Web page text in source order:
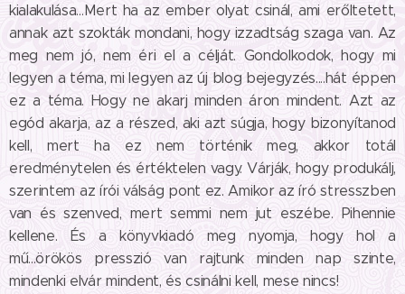
kialakulása...Mert ha az ember olyat csinál, ami erőltetett,
annak azt szokták mondani, hogy izzadtság szaga van. Az
meg nem jó, nem éri el a célját. Gondolkodok, hogy mi
legyen a téma, mi legyen az új blog bejegyzés....hát éppen
ez a téma. Hogy ne akarj minden áron mindent. Azt az
egód akarja, az a részed, aki azt súgja, hogy bizonyítanod
kell, mert ha ez nem történik meg, akkor totál
eredménytelen és értéktelen vagy. Várják, hogy produkálj,
szerintem az írói válság pont ez. Amikor az író stresszben
van és szenved, mert semmi nem jut eszébe. Pihennie
kellene. És a könyvkiadó meg nyomja, hogy hol a
mű...örökös presszió van rajtunk minden nap szinte,
mindenki elvár mindent, és csinálni kell, mese nincs!